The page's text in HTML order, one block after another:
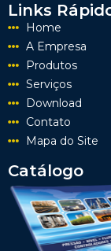
Links
Home
A Empresa
Produtos
Serviços
Download
Contato
Mapa do Site
Catálogo